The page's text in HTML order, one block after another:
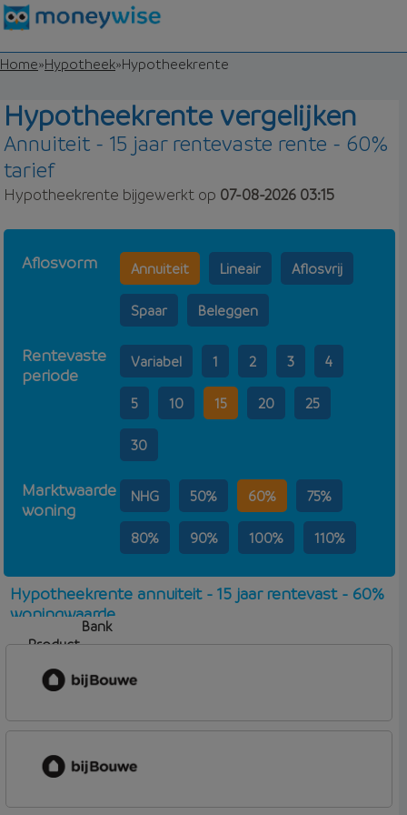
Home»Hypotheek»Hypotheekrente
Hypotheekrente vergelijken
Annuiteit - 15 jaar rentevaste rente - 60%
tarief
Hypotheekrente bijgewerkt op 07-08-2026 03:15
Aflosvorm Annuiteit Lineair Aflosvrij
Spaar Beleggen
Rentevaste
periode
Variabel 1 2 3 4
5 10 15 20 25
30
Marktwaarde
woning
NHG 50% 60% 75%
80% 90% 100% 110%
Hypotheekrente annuiteit - 15 jaar rentevast - 60%
woningwaarde
Bank
Product
Vooruit Hypotheek